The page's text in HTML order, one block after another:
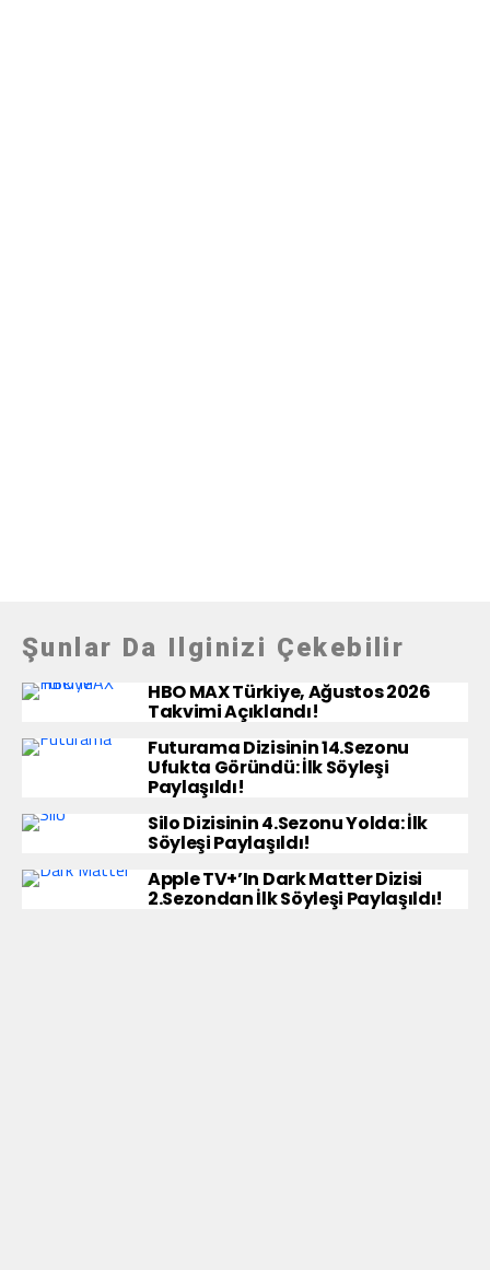
Şunlar Da Ilginizi Çekebilir
HBO MAX Türkiye, Ağustos 2026
Takvimi Açıklandı!
Futurama Dizisinin 14.Sezonu
Ufukta Göründü: İlk Söyleşi
Paylaşıldı!
Silo Dizisinin 4.Sezonu Yolda: İlk
Söyleşi Paylaşıldı!
Apple TV+’ın Dark Matter Dizisi
2.Sezondan İlk Söyleşi Paylaşıldı!